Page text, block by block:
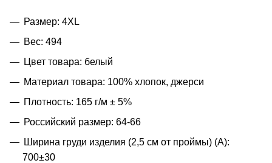
Размер: 4XL
Вес: 494
Цвет товара: белый
Материал товара: 100% хлопок, джерси
Плотность: 165 г/м ± 5%
Российский размер: 64-66
Ширина груди изделия (2,5 см от проймы) (A):
700±30